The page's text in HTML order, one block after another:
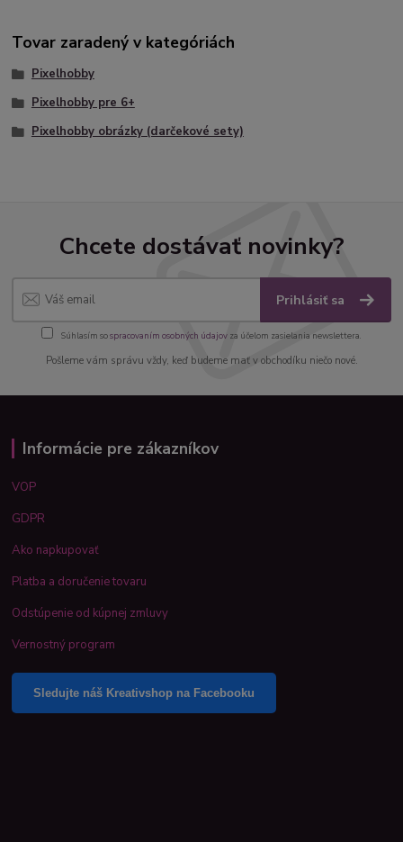
Tovar zaradený v kategóriách
Pixelhobby
Pixelhobby pre 6+
Pixelhobby obrázky (darčekové sety)
Chcete dostávať novinky?
Prihlásiť sa
Súhlasím sospracovaním osobných údajov za účelom zasielania newslettera.
Pošleme vám správu vždy, keď budeme mať v obchodíku niečo nové.
Informácie pre zákazníkov
VOP
GDPR
Ako napkupovať
Platba a doručenie tovaru
Odstúpenie od kúpnej zmluvy
Vernostný program
Sledujte náš Kreativshop na Facebooku